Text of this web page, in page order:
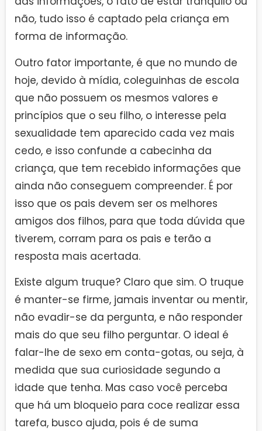
não, tudo isso é captado pela criança em
forma de informação.
Outro fator importante, é que no mundo de
hoje, devido à mídia, coleguinhas de escola
que não possuem os mesmos valores e
princípios que o seu filho, o interesse pela
sexualidade tem aparecido cada vez mais
cedo, e isso confunde a cabecinha da
criança, que tem recebido informações que
ainda não conseguem compreender. É por
isso que os pais devem ser os melhores
amigos dos filhos, para que toda dúvida que
tiverem, corram para os pais e terão a
resposta mais acertada.
Existe algum truque? Claro que sim. O truque
é manter-se firme, jamais inventar ou mentir,
não evadir-se da pergunta, e não responder
mais do que seu filho perguntar. O ideal é
falar-lhe de sexo em conta-gotas, ou seja, à
medida que sua curiosidade segundo a
idade que tenha. Mas caso você perceba
que há um bloqueio para coce realizar essa
tarefa, busco ajuda, pois é de suma